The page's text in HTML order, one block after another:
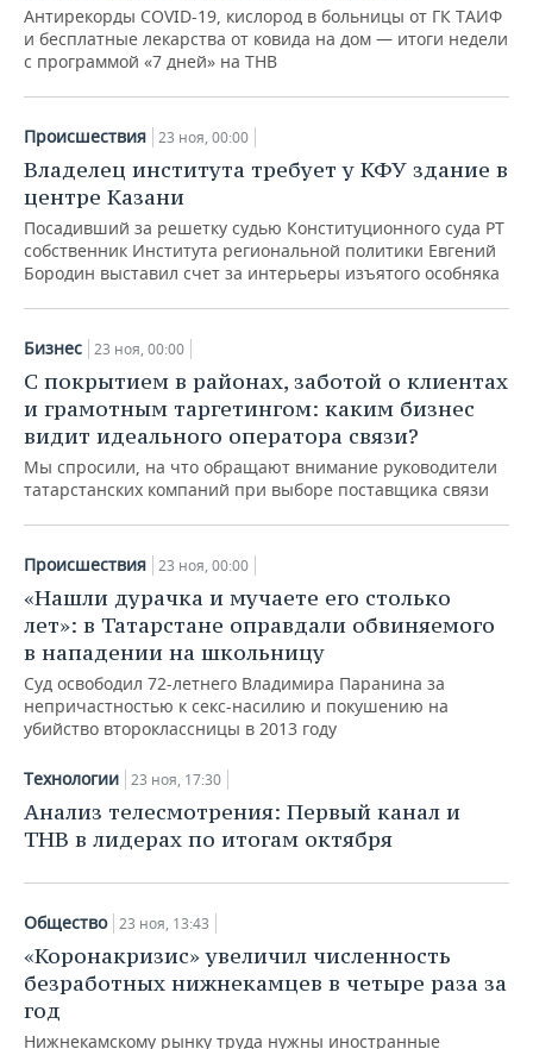
ФИГУРНОЕ КАТАНИЕ
ХОККЕЙ С МЯЧОМ
МЕДИЦИНА
ПРОИСШЕСТВИЯ
Антирекорды COVID-19, кислород в больницы от ГК ТАИФ
и бесплатные лекарства от ковида на дом — итоги недели
с программой «7 дней» на ТНВ
Происшествия 23 ноя, 00:00
Владелец института требует у КФУ здание в
центре Казани
Посадивший за решетку судью Конституционного суда РТ
собственник Института региональной политики Евгений
Бородин выставил счет за интерьеры изъятого особняка
Бизнес 23 ноя, 00:00
С покрытием в районах, заботой о клиентах
и грамотным таргетингом: каким бизнес
видит идеального оператора связи?
Мы спросили, на что обращают внимание руководители
татарстанских компаний при выборе поставщика связи
Происшествия 23 ноя, 00:00
«Нашли дурачка и мучаете его столько
лет»: в Татарстане оправдали обвиняемого
в нападении на школьницу
Суд освободил 72-летнего Владимира Паранина за
непричастностью к секс-насилию и покушению на
убийство второклассницы в 2013 году
Технологии 23 ноя, 17:30
Анализ телесмотрения: Первый канал и
ТНВ в лидерах по итогам октября
Общество 23 ноя, 13:43
«Коронакризис» увеличил численность
безработных нижнекамцев в четыре раза за
год
Нижнекамскому рынку труда нужны иностранные